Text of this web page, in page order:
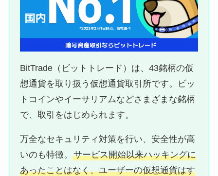
BitTrade（ビットトレード）は、43銘柄の仮
想通貨を取り扱う仮想通貨取引所です。ビッ
トコインやイーサリアムなどさまざまな銘柄
で、取引をはじめられます。
万全なセキュリティ対策を行い、安全性が高
いのも特徴。サービス開始以来ハッキングに
あったことはなく、ユーザーの仮想通貨はす